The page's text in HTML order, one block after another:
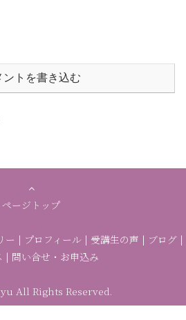
ントを書き込む
ページトップ
ー | プロフィール| 受講生の声 | ブログ|
| 問い合せ・お申込み
All Rights Reserved.